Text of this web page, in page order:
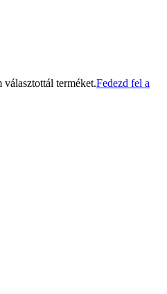
terméket.Fedezd fel a